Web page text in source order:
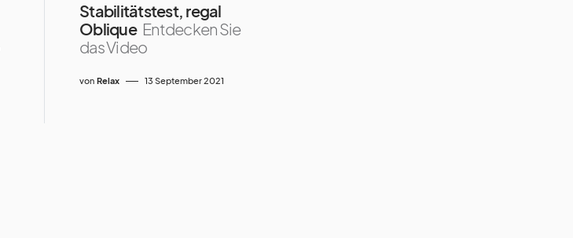
Stabilitätstest, regal
Oblique Entdecken Sie
das Video
von Relax 13 September 2021